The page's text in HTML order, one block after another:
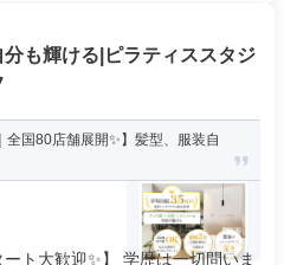
も輝ける|ピラティススタジ
国80店舗展開✨】髪型、服装自
ト大歓迎✨】 学歴は一切問いま